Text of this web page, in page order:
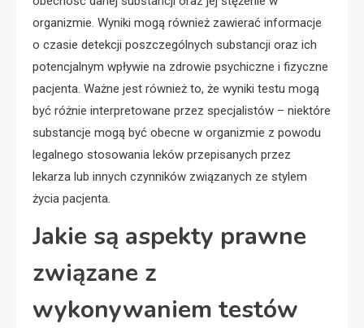
organizmie. Wyniki mogą również zawierać informacje
o czasie detekcji poszczególnych substancji oraz ich
potencjalnym wpływie na zdrowie psychiczne i fizyczne
pacjenta. Ważne jest również to, że wyniki testu mogą
być różnie interpretowane przez specjalistów – niektóre
substancje mogą być obecne w organizmie z powodu
legalnego stosowania leków przepisanych przez
lekarza lub innych czynników związanych ze stylem
życia pacjenta.
Jakie są aspekty prawne
związane z
wykonywaniem testów